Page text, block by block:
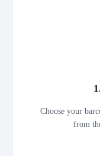
Choose your
from